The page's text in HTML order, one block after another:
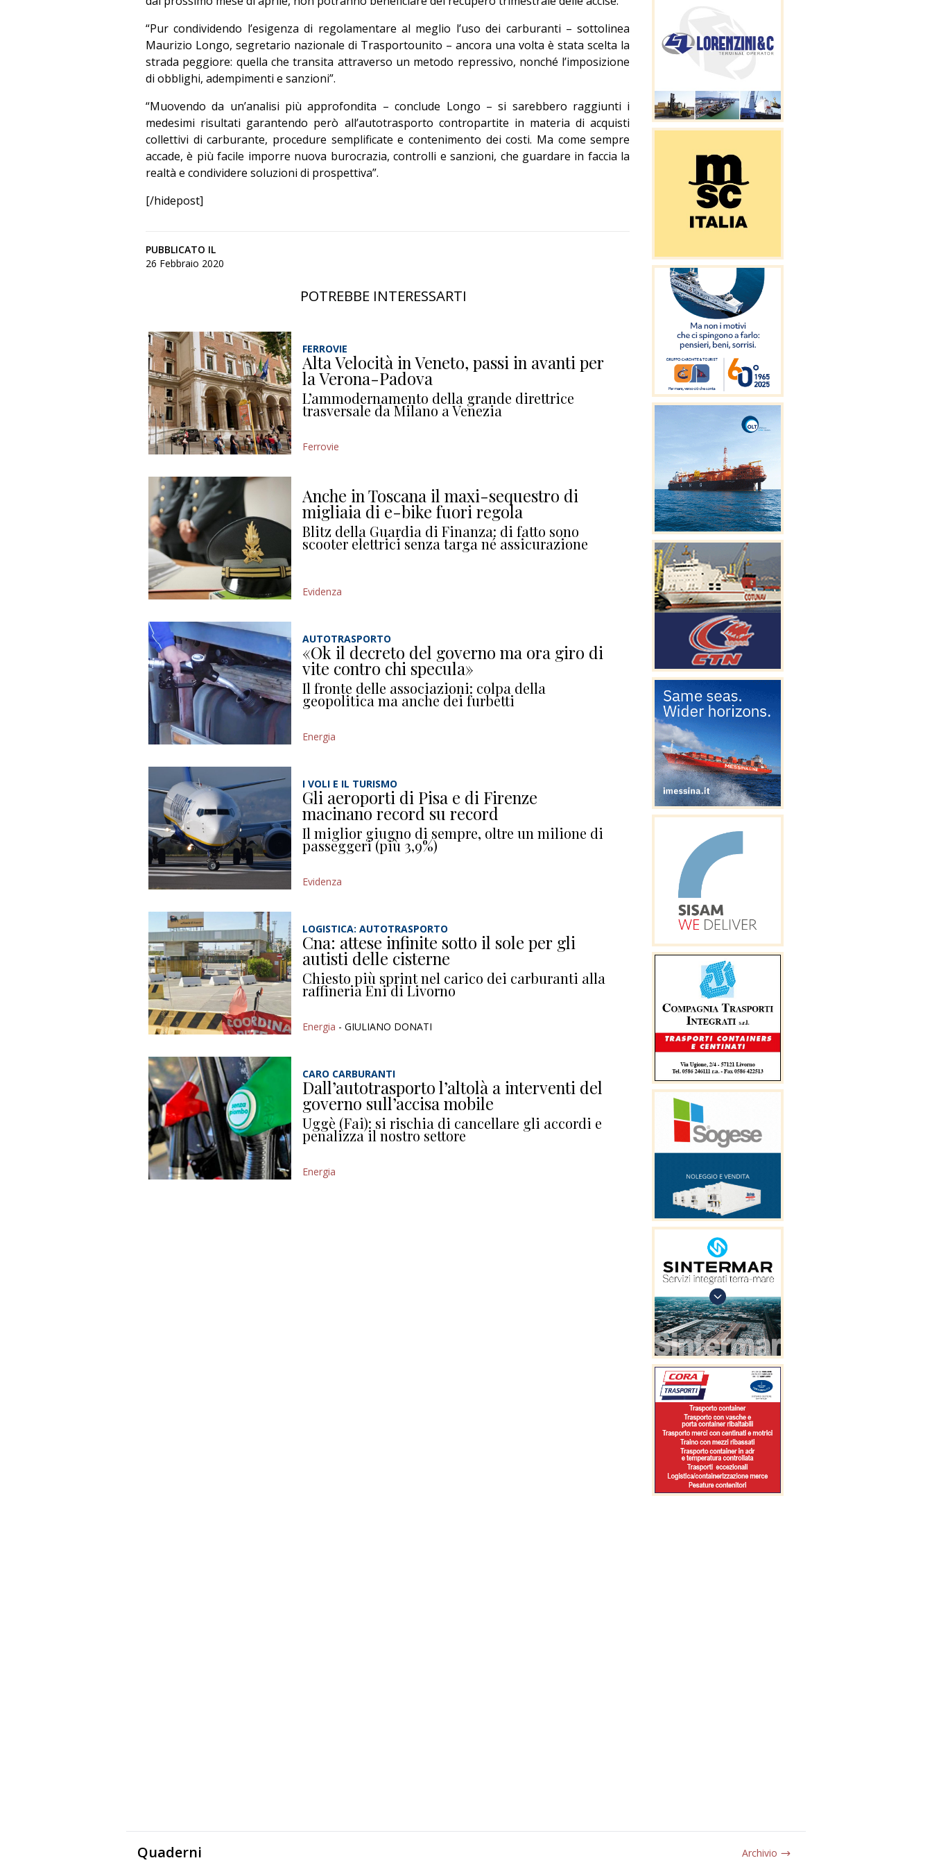
“Pur condividendo l’esigenza di regolamentare al meglio l’uso dei carburanti – sottolinea
Maurizio Longo, segretario nazionale di Trasportounito – ancora una volta è stata scelta la
strada peggiore: quella che transita attraverso un metodo repressivo, nonché l’imposizione
di obblighi, adempimenti e sanzioni”.
“Muovendo da un’analisi più approfondita – conclude Longo – si sarebbero raggiunti i
medesimi risultati garantendo però all’autotrasporto contropartite in materia di acquisti
collettivi di carburante, procedure semplificate e contenimento dei costi. Ma come sempre
accade, è più facile imporre nuova burocrazia, controlli e sanzioni, che guardare in faccia la
realtà e condividere soluzioni di prospettiva”.
[/hidepost]
PUBBLICATO IL
26 Febbraio 2020
POTREBBE INTERESSARTI
FERROVIE
Alta Velocità in Veneto, passi in avanti per
la Verona-Padova
L’ammodernamento della grande direttrice
trasversale da Milano a Venezia
Ferrovie
Anche in Toscana il maxi-sequestro di
migliaia di e-bike fuori regola
Blitz della Guardia di Finanza: di fatto sono
scooter elettrici senza targa né assicurazione
Evidenza
AUTOTRASPORTO
«Ok il decreto del governo ma ora giro di
vite contro chi specula»
Il fronte delle associazioni: colpa della
geopolitica ma anche dei furbetti
Energia
I VOLI E IL TURISMO
Gli aeroporti di Pisa e di Firenze
macinano record su record
Il miglior giugno di sempre, oltre un milione di
passeggeri (più 3,9%)
Evidenza
LOGISTICA: AUTOTRASPORTO
Cna: attese infinite sotto il sole per gli
autisti delle cisterne
Chiesto più sprint nel carico dei carburanti alla
raffineria Eni di Livorno
Energia - GIULIANO DONATI
CARO CARBURANTI
Dall’autotrasporto l’altolà a interventi del
governo sull’accisa mobile
Uggè (Fai): si rischia di cancellare gli accordi e
penalizza il nostro settore
Energia
Quaderni Archivio